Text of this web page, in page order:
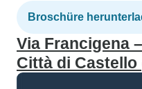
Broschüre
Via Francigena
Città di Castello